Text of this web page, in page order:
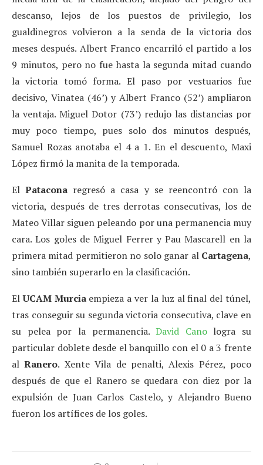
descanso, lejos de los puestos de privilegio, los
gualdinegros volvieron a la senda de la victoria dos
meses después. Albert Franco encarriló el partido a los
9 minutos, pero no fue hasta la segunda mitad cuando
la victoria tomó forma. El paso por vestuarios fue
decisivo, Vinatea (46’) y Albert Franco (52’) ampliaron
la ventaja. Miguel Dotor (73’) redujo las distancias por
muy poco tiempo, pues solo dos minutos después,
Samuel Rozas anotaba el 4 a 1. En el descuento, Maxi
López firmó la manita de la temporada.
ElPatacona regresó a casa y se reencontró con la
victoria, después de tres derrotas consecutivas, los de
Mateo Villar siguen peleando por una permanencia muy
cara. Los goles de Miguel Ferrer y Pau Mascarell en la
primera mitad permitieron no solo ganar al Cartagena,
sino también superarlo en la clasificación.
ElUCAM Murciaempieza a ver la luz al final del túnel,
tras conseguir su segunda victoria consecutiva, clave en
su pelea por la permanencia.David Canologra su
particular doblete desde el banquillo con el 0 a 3 frente
alRanero. Xente Vila de penalti, Alexis Pérez, poco
después de que el Ranero se quedara con diez por la
expulsión de Juan Carlos Castelo, y Alejandro Bueno
fueron los artífices de los goles.